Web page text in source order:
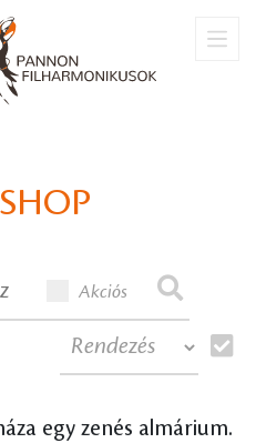
LOVERS
Akciós
egy zenés almárium.